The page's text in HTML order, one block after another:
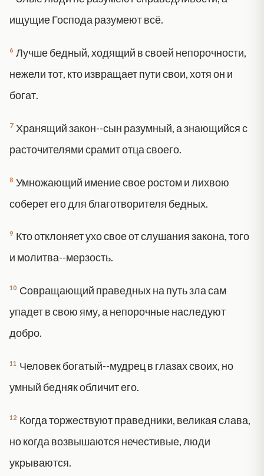
ищущие Господа разумеют всё.
6 Лучше бедный, ходящий в своей непорочности,
нежели тот, кто извращает пути свои, хотя он и
богат.
7 Хранящий закон--сын разумный, а знающийся с
расточителями срамит отца своего.
8 Умножающий имение свое ростом и лихвою
соберет его для благотворителя бедных.
9 Кто отклоняет ухо свое от слушания закона, того
и молитва--мерзость.
10 Совращающий праведных на путь зла сам
упадет в свою яму, а непорочные наследуют
добро.
11 Человек богатый--мудрец в глазах своих, но
умный бедняк обличит его.
12 Когда торжествуют праведники, великая слава,
но когда возвышаются нечестивые, люди
укрываются.